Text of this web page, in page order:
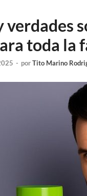
verdades
toda la
- porTito Marino